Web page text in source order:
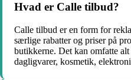
Hvad er Calle tilbud?
Calle tilbud er en form for
særlige rabatter og priser på
butikkerne. Det kan omfatte
dagligvarer, kosmetik,